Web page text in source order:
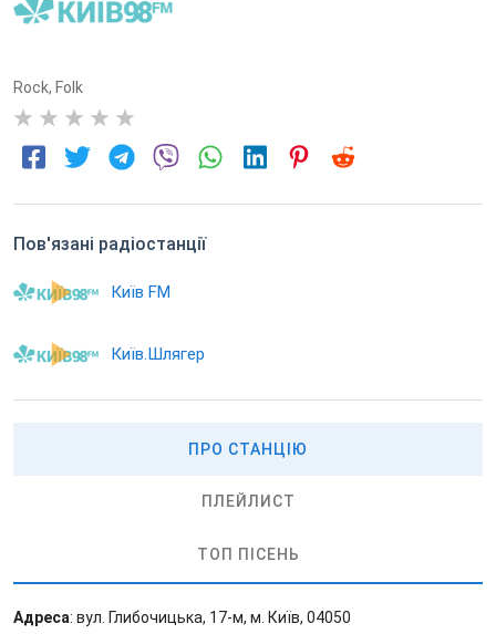
Rock, Folk
Пов'язані радіостанції
Київ FM
Київ.Шлягер
ПРО СТАНЦІЮ
ПЛЕЙЛИСТ
ТОП ПІСЕНЬ
Адреса: вул. Глибочицька, 17-м, м. Київ, 04050